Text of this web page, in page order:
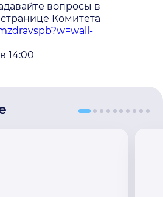
вопросы в
Комитета
14:00